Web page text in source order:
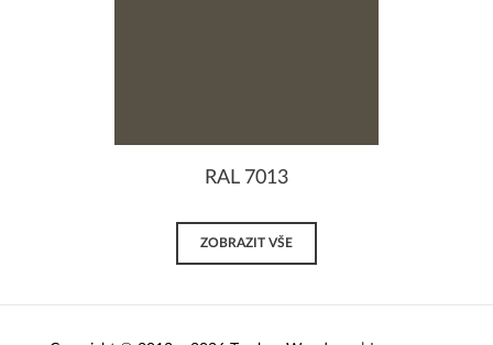
RAL 7013
ZOBRAZIT VŠE